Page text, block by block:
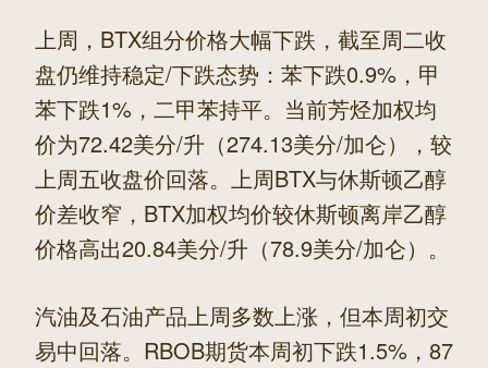
上周，BTX组分价格大幅下跌，截至周二收
盘仍维持稳定/下跌态势：苯下跌0.9%，甲
苯下跌1%，二甲苯持平。当前芳烃加权均
价为72.42美分/升（274.13美分/加仑），较
上周五收盘价回落。上周BTX与休斯顿乙醇
价差收窄，BTX加权均价较休斯顿离岸乙醇
价格高出20.84美分/升（78.9美分/加仑）。
汽油及石油产品上周多数上涨，但本周初交
易中回落。RBOB期货本周初下跌1.5%，87